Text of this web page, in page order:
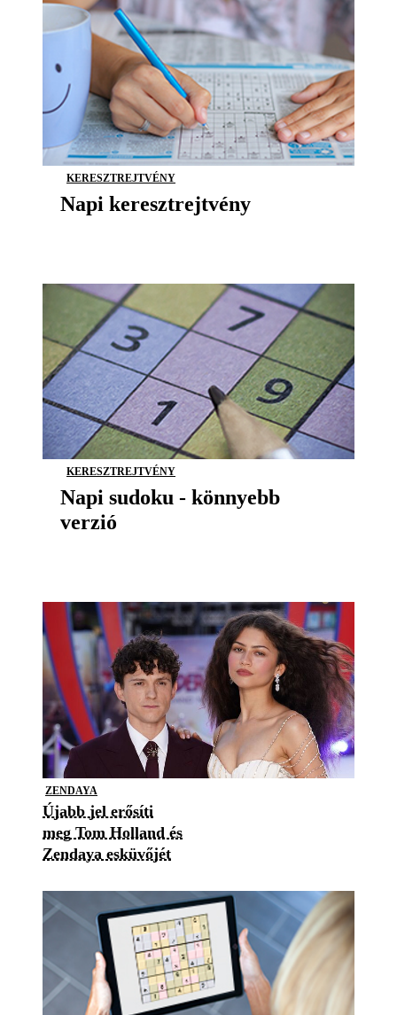
KERESZTREJTVÉNY
Napi keresztrejtvény
KERESZTREJTVÉNY
Napi sudoku - könnyebb
verzió
ZENDAYA
Újabb jel erősíti
meg Tom Holland és
Zendaya esküvőjét